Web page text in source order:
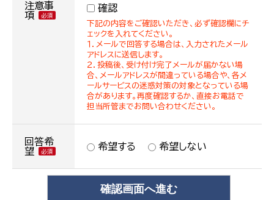
注意事
項
確認
下記の内容をご確認いただき、必ず確認欄にチ
ェックを入れてください。
１．メールで回答する場合は、入力されたメール
アドレスに送信します。
２．投稿後、受け付け完了メールが届かない場
合、メールアドレスが間違っている場合や、各メ
ールサービスの迷惑対策の対象となっている場
合があります。再度確認するか、直接お電話で
担当所管までお問い合わせください。
回答希
望
希望する 希望しない